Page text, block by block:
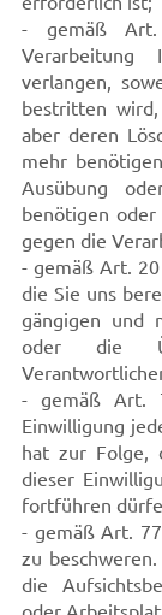
- gemäß Art.
Verarbeitung
verlangen,
bestritten
aber deren
mehr
Ausübung
benötigen
gegen die
- gemäß Art. 20
die Sie uns
gängigen und
oder die
- gemäß Art.
Einwilligung
hat zur Folge,
dieser
fortführen
- gemäß Art.
zu
die
oder